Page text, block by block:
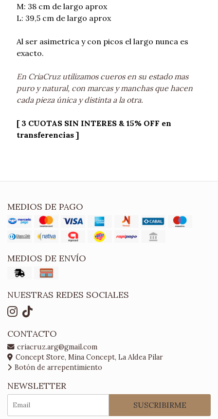
M: 38 cm de largo aprox
L: 39,5 cm de largo aprox
Al ser asimetrica y con picos el largo nunca es
exacto.
En CriaCruz utilizamos cueros en su estado mas
puro y natural, con marcas y manchas que hacen
cada pieza única y distinta a la otra.
[ 3 CUOTAS SIN INTERES & 15% OFF en
transferencias ]
MEDIOS DE PAGO
MEDIOS DE ENVÍO
NUESTRAS REDES SOCIALES
CONTACTO
criacruz.arg@gmail.com
Concept Store, Mina Concept, La Aldea Pilar
Botón de arrepentimiento
NEWSLETTER
SUSCRIBIRME